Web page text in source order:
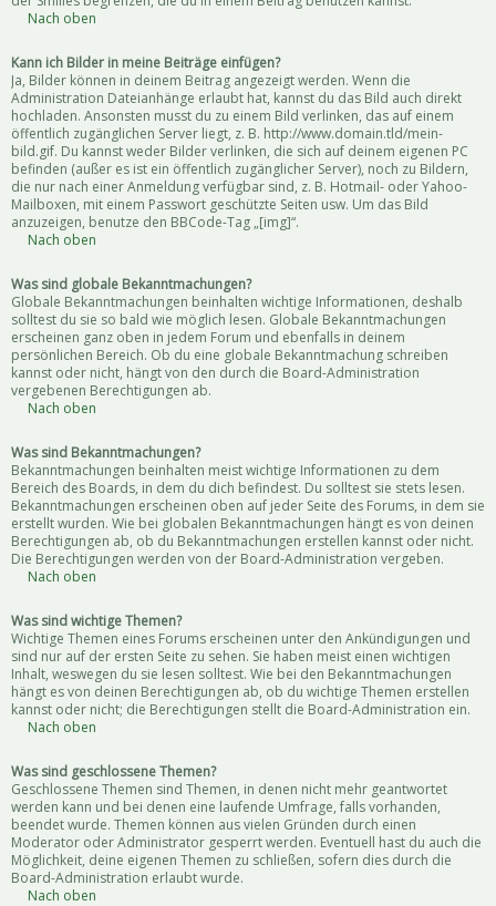
Nach oben
Kann ich Bilder in meine Beiträge einfügen?
Ja, Bilder können in deinem Beitrag angezeigt werden. Wenn die
Administration Dateianhänge erlaubt hat, kannst du das Bild auch direkt
hochladen. Ansonsten musst du zu einem Bild verlinken, das auf einem
öffentlich zugänglichen Server liegt, z. B. http://www.domain.tld/mein-
bild.gif. Du kannst weder Bilder verlinken, die sich auf deinem eigenen PC
befinden (außer es ist ein öffentlich zugänglicher Server), noch zu Bildern,
die nur nach einer Anmeldung verfügbar sind, z. B. Hotmail- oder Yahoo-
Mailboxen, mit einem Passwort geschützte Seiten usw. Um das Bild
anzuzeigen, benutze den BBCode-Tag „[img]“.
Nach oben
Was sind globale Bekanntmachungen?
Globale Bekanntmachungen beinhalten wichtige Informationen, deshalb
solltest du sie so bald wie möglich lesen. Globale Bekanntmachungen
erscheinen ganz oben in jedem Forum und ebenfalls in deinem
persönlichen Bereich. Ob du eine globale Bekanntmachung schreiben
kannst oder nicht, hängt von den durch die Board-Administration
vergebenen Berechtigungen ab.
Nach oben
Was sind Bekanntmachungen?
Bekanntmachungen beinhalten meist wichtige Informationen zu dem
Bereich des Boards, in dem du dich befindest. Du solltest sie stets lesen.
Bekanntmachungen erscheinen oben auf jeder Seite des Forums, in dem sie
erstellt wurden. Wie bei globalen Bekanntmachungen hängt es von deinen
Berechtigungen ab, ob du Bekanntmachungen erstellen kannst oder nicht.
Die Berechtigungen werden von der Board-Administration vergeben.
Nach oben
Was sind wichtige Themen?
Wichtige Themen eines Forums erscheinen unter den Ankündigungen und
sind nur auf der ersten Seite zu sehen. Sie haben meist einen wichtigen
Inhalt, weswegen du sie lesen solltest. Wie bei den Bekanntmachungen
hängt es von deinen Berechtigungen ab, ob du wichtige Themen erstellen
kannst oder nicht; die Berechtigungen stellt die Board-Administration ein.
Nach oben
Was sind geschlossene Themen?
Geschlossene Themen sind Themen, in denen nicht mehr geantwortet
werden kann und bei denen eine laufende Umfrage, falls vorhanden,
beendet wurde. Themen können aus vielen Gründen durch einen
Moderator oder Administrator gesperrt werden. Eventuell hast du auch die
Möglichkeit, deine eigenen Themen zu schließen, sofern dies durch die
Board-Administration erlaubt wurde.
Nach oben